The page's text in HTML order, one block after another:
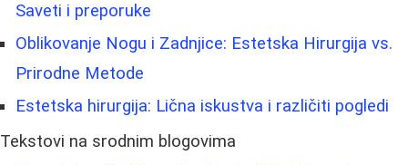
Saveti i preporuke
Oblikovanje Nogu i Zadnjice: Estetska Hirurgija vs.
Prirodne Metode
Estetska hirurgija: Lična iskustva i različiti pogledi
Tekstovi na srodnim blogovima